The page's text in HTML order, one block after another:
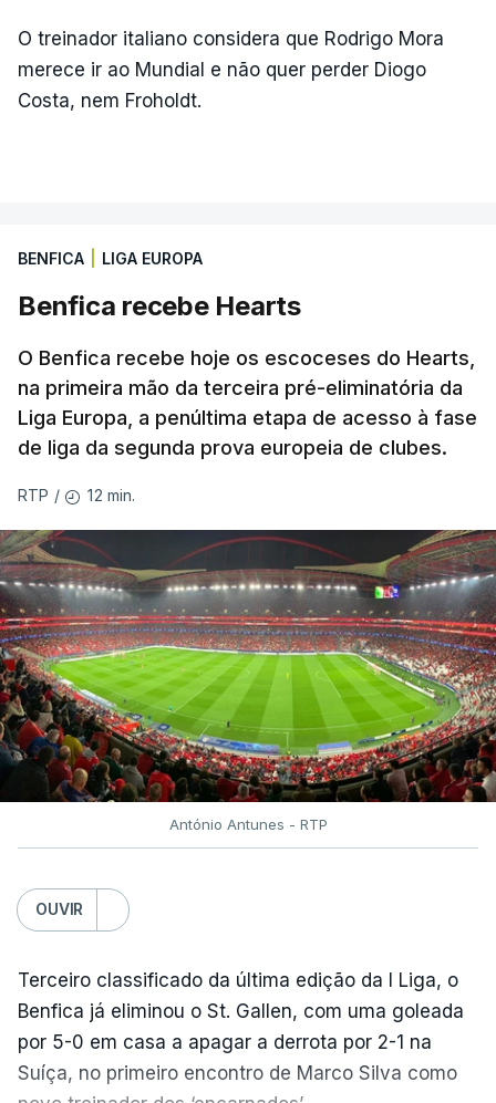
O treinador italiano considera que Rodrigo Mora
merece ir ao Mundial e não quer perder Diogo
Costa, nem Froholdt.
BENFICA LIGA EUROPA
Benfica recebe Hearts
O Benfica recebe hoje os escoceses do Hearts,
na primeira mão da terceira pré-eliminatória da
Liga Europa, a penúltima etapa de acesso à fase
de liga da segunda prova europeia de clubes.
RTP / 12 min.
António Antunes - RTP
OUVIR
Terceiro classificado da última edição da I Liga, o
Benfica já eliminou o St. Gallen, com uma goleada
por 5-0 em casa a apagar a derrota por 2-1 na
Suíça, no primeiro encontro de Marco Silva como